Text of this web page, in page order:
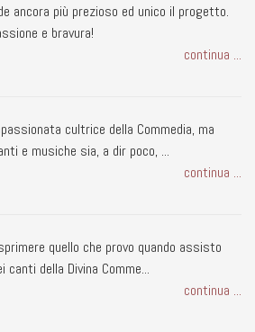
ancora più prezioso ed unico il progetto.
e bravura!
continua ...
cultrice della Commedia, ma
e musiche sia, a dir poco, ...
continua ...
quello che provo quando assisto
della Divina Comme...
continua ...